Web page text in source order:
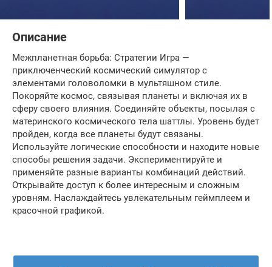
Описание
Межпланетная борьба: Стратегии Игра —
приключенческий космический симулятор с
элементами головоломки в мультяшном стиле.
Покоряйте космос, связывая планеты и включая их в
сферу своего влияния. Соединяйте объекты, посылая с
материнского космического тела шаттлы. Уровень будет
пройден, когда все планеты будут связаны.
Используйте логические способности и находите новые
способы решения задачи. Экспериментируйте и
применяйте разные варианты комбинаций действий.
Открывайте доступ к более интересным и сложным
уровням. Наслаждайтесь увлекательным геймплеем и
красочной графикой.